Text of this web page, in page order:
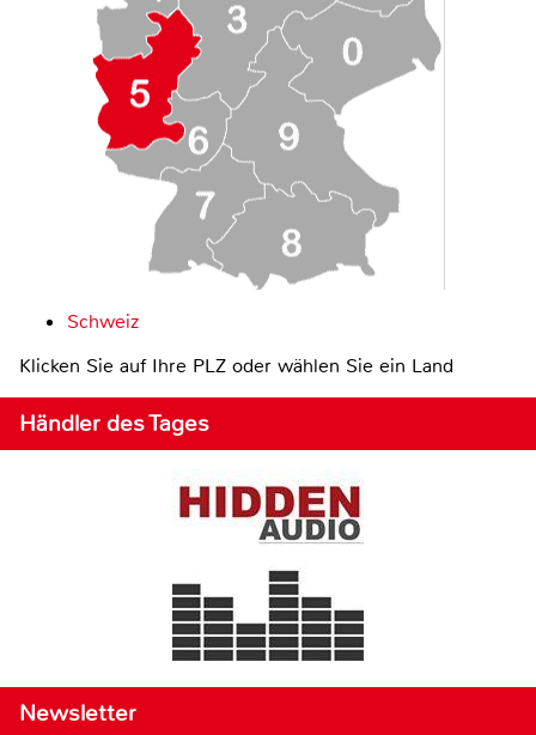
Schweiz
Klicken Sie auf Ihre PLZ oder wählen Sie ein Land
Händler des Tages
Newsletter